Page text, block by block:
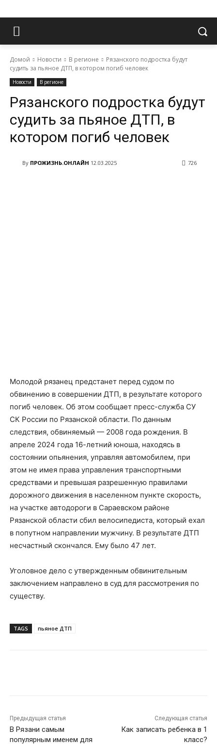
Домой Новости В регионе
Рязанского подростка будут
судить за пьяное ДТП, в котором погиб человек
Новости В регионе
Рязанского подростка будут
судить за пьяное ДТП, в
котором погиб человек
By ПРОЖИЗНЬ.ОНЛАЙН 12.03.2025 726
Молодой рязанец предстанет перед судом по
обвинению в совершении ДТП, в результате которого
погиб человек. Об этом сообщает пресс-служба СУ
СК России по Рязанской области. По данным
следствия, обвиняемый — 2008 года рождения. В
апреле 2024 года 16-летний юноша, находясь в
состоянии опьянения, управляя автомобилем, при
этом не имея права управления транспортными
средствами и превышая разрешенную правилами
дорожного движения в населенном пункте скорость,
на участке автодороги в Сараевском районе
Рязанской области сбил велосипедиста, который ехал
в попутном направлении мужчину. В результате ДТП
несчастный скончался. Ему было 47 лет.
Уголовное дело с утвержденным обвинительным
заключением направлено в суд для рассмотрения по
существу.
TAGS пьяное ДТП
Предыдущая статья
В Рязани самым
популярным именем для
Следующая статья
Как записать ребенка в 1
класс?